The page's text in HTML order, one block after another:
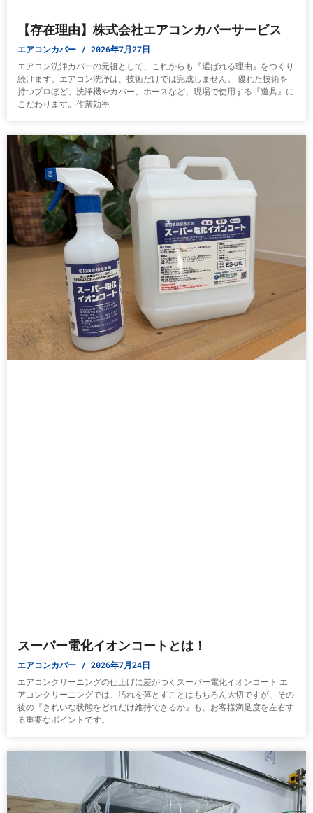
【存在理由】株式会社エアコンカバーサービス
エアコンカバー 2026年7月27日
エアコン洗浄カバーの元祖として、これからも『選ばれる理由』をつくり
続けます。エアコン洗浄は、技術だけでは完成しません。 優れた技術を
持つプロほど、洗浄機やカバー、ホースなど、現場で使用する『道具』に
こだわります。作業効率
スーパー電化イオンコートとは！
エアコンカバー 2026年7月24日
エアコンクリーニングの仕上げに差がつくスーパー電化イオンコート エ
アコンクリーニングでは、汚れを落とすことはもちろん大切ですが、その
後の『きれいな状態をどれだけ維持できるか』も、お客様満足度を左右す
る重要なポイントです。